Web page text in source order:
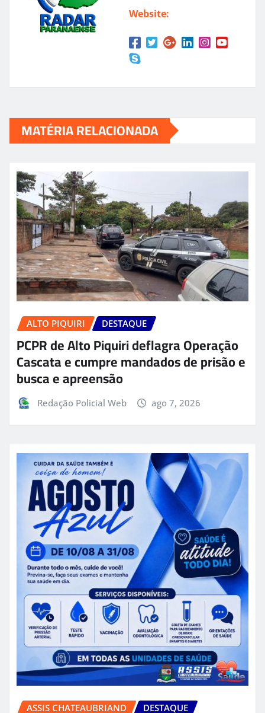
Website:
MATÉRIA RELACIONADA
ALTO PIQUIRI DESTAQUE
PCPR de Alto Piquiri deflagra Operação
Cascata e cumpre mandados de prisão e
busca e apreensão
Redação Policial Web ago 7, 2026
ASSIS CHATEAUBRIAND DESTAQUE